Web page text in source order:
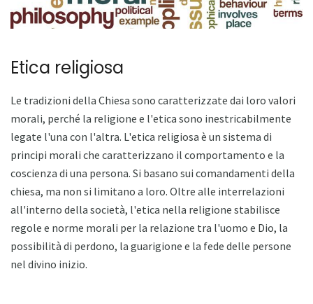
Etica religiosa
Le tradizioni della Chiesa sono caratterizzate dai loro valori
morali, perché la religione e l'etica sono inestricabilmente
legate l'una con l'altra. L'etica religiosa è un sistema di
principi morali che caratterizzano il comportamento e la
coscienza di una persona. Si basano sui comandamenti della
chiesa, ma non si limitano a loro. Oltre alle interrelazioni
all'interno della società, l'etica nella religione stabilisce
regole e norme morali per la relazione tra l'uomo e Dio, la
possibilità di perdono, la guarigione e la fede delle persone
nel divino inizio.